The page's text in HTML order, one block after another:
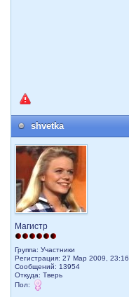
shvetka
Магистр
Группа: Участники
Регистрация: 27 Мар 2009, 23:16
Сообщений: 13954
Откуда: Тверь
Пол: